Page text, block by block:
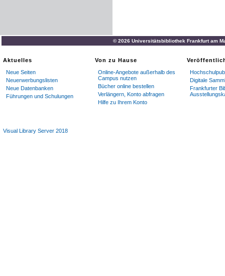
© 2026 Universitätsbibliothek Frankfurt am
Aktuelles
Neue Seiten
Neuerwerbungslisten
Neue Datenbanken
Führungen und Schulungen
Von zu Hause
Online-Angebote außerhalb des
Campus nutzen
Bücher online bestellen
Verlängern, Konto abfragen
Hilfe zu Ihrem Konto
Digitale
Frankfurter
Visual Library Server 2018